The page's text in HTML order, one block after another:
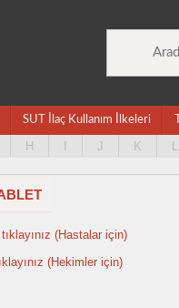
SUT İlaç Kullanım İlkeleri
H J K L
(Hastalar için)
(Hekimler için)